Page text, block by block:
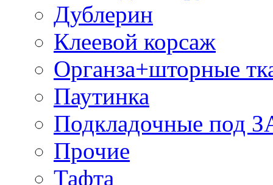
Дублерин
Клеевой корсаж
Органза+шторные
Паутинка
Подкладочные под
Прочие
Тафта